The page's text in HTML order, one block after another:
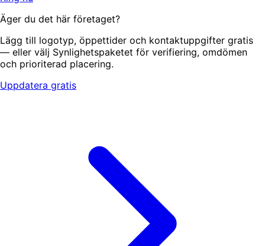
Äger du det här företaget?
Lägg till logotyp, öppettider och kontaktuppgifter gratis
— eller välj Synlighetspaketet för verifiering, omdömen
och prioriterad placering.
Uppdatera gratis